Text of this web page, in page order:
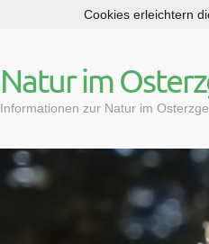
p
t
c
Natur im
Informationen zur Natur im
Cookies erleichtern